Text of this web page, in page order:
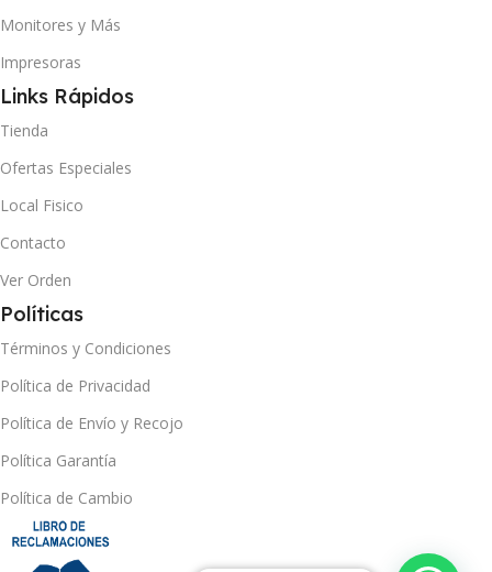
Monitores y Más
Impresoras
Links Rápidos
Tienda
Ofertas Especiales
Local Fisico
Contacto
Ver Orden
Políticas
Términos y Condiciones
Política de Privacidad
Política de Envío y Recojo
Política Garantía
Política de Cambio